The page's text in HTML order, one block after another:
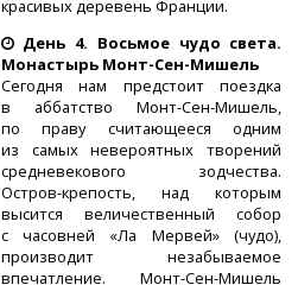
красивых деревень Франции.
День 4. Восьмое чудо света.
Монастырь Монт-Сен-Мишель
Сегодня нам предстоит поездка
в аббатствоМонт-Сен-Мишель,
по праву считающееся одним
из самых невероятных творений
средневекового зодчества.
Остров-крепость,
над которым
высится величественный собор
с часовней «Ла Мервей» (чудо),
производит незабываемое
впечатление.Монт-Сен-Мишель